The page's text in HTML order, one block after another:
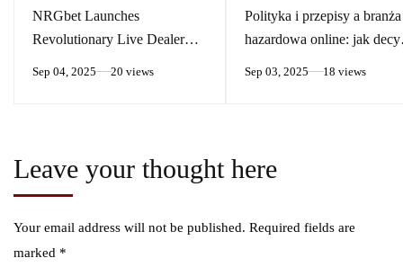
NRGbet Launches
Revolutionary Live Dealer
Sep 04, 2025 20 views
Polityka i przepisy a branża
hazardowa online: jak
Sep 03, 2025 18 views
Leave your thought here
Your email address will not be published. Required fields are
marked *